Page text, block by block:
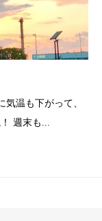
温も下がって、
週末も...